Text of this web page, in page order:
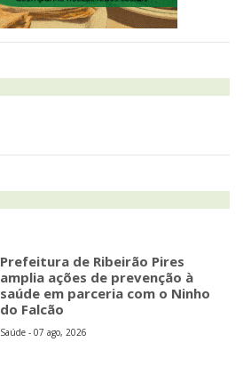
Prefeitura de Ribeirão Pires
amplia ações de prevenção à
saúde em parceria com o Ninho
do Falcão
Saúde - 07 ago, 2026